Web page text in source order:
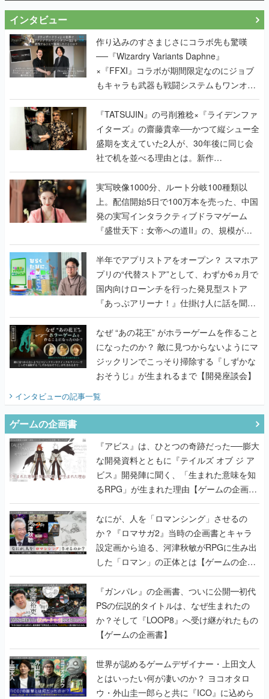
インタビュー
作り込みのすさまじさにコラボ先も驚嘆
──『Wizardry Variants Daphne』
×『FFXI』コラボが期間限定なのにジョブ
もキャラも武器も戦闘システムもワンオフ
で作り込まれた理由を両ディレクターに聞
く
『TATSUJIN』の弓削雅稔×『ライデンファ
イターズ』の齋藤貴幸──かつて縦シュー全
盛期を支えていた2人が、30年後に同じ会
社で机を並べる理由とは。新作
『TATSUJIN EXTREME』で初タッグを組
んだレジェンド2人に訊く開発秘話
実写映像1000分、ルート分岐100種類以
上。配信開始5日で100万本を売った、中国
発の実写インタラクティブドラマゲーム
『盛世天下：女帝への道II』の、規模が違
うこだわりをプロデューサーに聞いた
半年でアプリストアをオープン？ スマホア
プリの“代替ストア”として、わずか6ヵ月で
国内向けローンチを行った発見型ストア
『あっぷアリーナ！』仕掛け人に話を聞い
てみた
なぜ “あの花王” がホラーゲームを作ること
になったのか？ 敵に見つからないようにマ
ジックリンでこっそり掃除する『しずかな
おそうじ』が生まれるまで【開発座談会】
インタビューの記事一覧
ゲームの企画書
『アビス』は、ひとつの奇跡だった──膨大
な開発資料とともに『テイルズ オブ ジ ア
ビス』開発陣に聞く、「生まれた意味を知
るRPG」が生まれた理由【ゲームの企画
書】
なにが、人を「ロマンシング」させるの
か？『ロマサガ2』当時の企画書とキャラ
設定画から迫る、河津秋敏がRPGに生み出
した「ロマン」の正体とは【ゲームの企画
書】
『ガンパレ』の企画書、ついに公開━初代
PSの伝説的タイトルは、なぜ生まれたの
か？そして『LOOP8』へ受け継がれたもの
【ゲームの企画書】
世界が認めるゲームデザイナー・上田文人
とはいったい何が凄いのか？ ヨコオタロ
ウ・外山圭一郎らと共に『ICO』に込めら